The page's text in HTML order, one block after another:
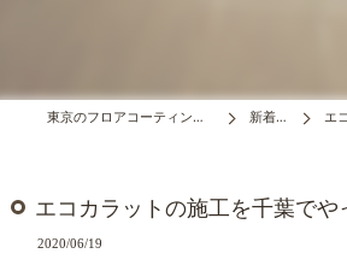
東京のフロアコーティングはTRUST-D 新着情報 エコ
エコカラットの施工を千葉でや
2020/06/19